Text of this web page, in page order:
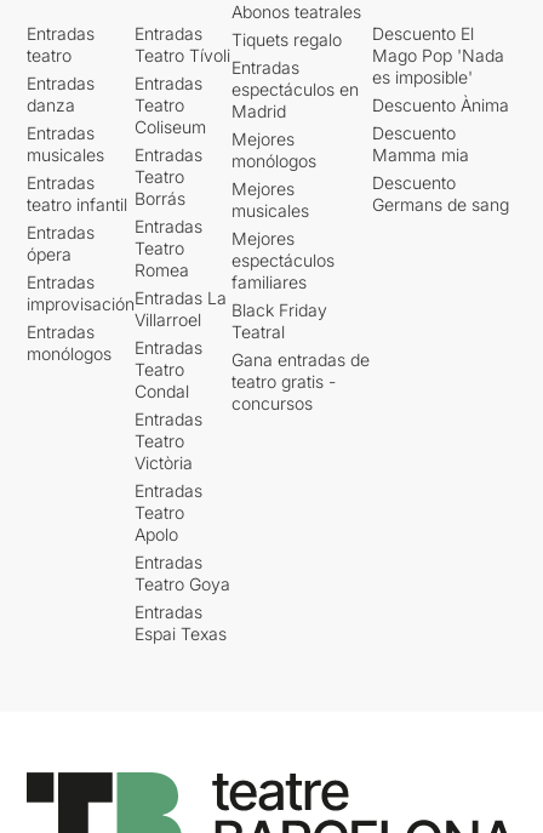
Entradas
teatro
Entradas
danza
Entradas
musicales
Entradas
teatro infantil
Entradas
ópera
Entradas
improvisación
Entradas
monólogos
Entradas
Teatro Tívoli
Entradas
Teatro
Coliseum
Entradas
Teatro
Borrás
Entradas
Teatro
Romea
Entradas La
Villarroel
Entradas
Teatro
Condal
Entradas
Teatro
Victòria
Entradas
Teatro
Apolo
Entradas
Teatro Goya
Entradas
Espai Texas
Abonos teatrales
Tiquets regalo
Entradas
espectáculos en
Madrid
Mejores
monólogos
Mejores
musicales
Mejores
espectáculos
familiares
Black Friday
Teatral
Gana entradas de
teatro gratis -
concursos
Descuento El
Mago Pop 'Nada
es imposible'
Descuento Ànima
Descuento
Mamma mia
Descuento
Germans de sang